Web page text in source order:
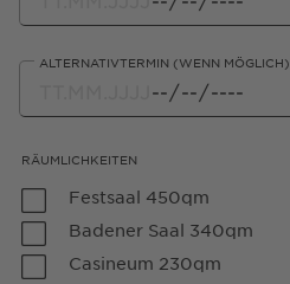
ALTERNATIVTERMIN (WENN MÖGLICH)
RÄUMLICHKEITEN
Festsaal 450qm
Badener Saal 340qm
Casineum 230qm